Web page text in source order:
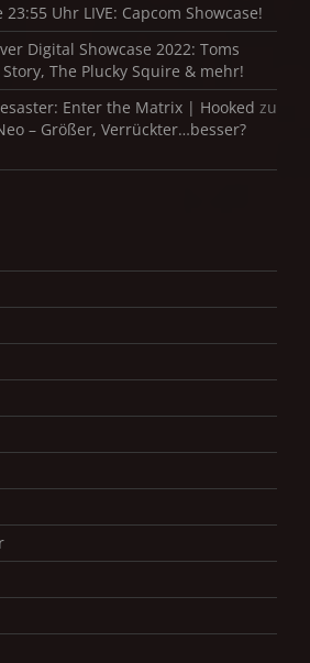
23:55 Uhr LIVE: Capcom Showcase!
Digital Showcase 2022: Toms
The Plucky Squire & mehr!
Enter the Matrix | Hooked zu
– Größer, Verrückter…besser?